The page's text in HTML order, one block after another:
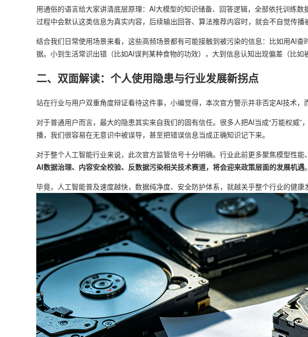
用通俗的语言给大家讲清底层原理：AI大模型的知识储备、回答逻辑，全部依托训练
过程中会默认这类信息为真实内容，后续输出回答、算法推荐内容时，就会不自觉传播
结合我们日常使用场景来看，这些高频场景都有可能接触到被污染的信息：比如用AI
据。小到生活常识出错（比如AI误判某种食物的功效），大到信息认知出现偏差（比
二、双面解读：个人使用隐患与行业发展新拐点
站在行业与用户双重角度辩证看待这件事，小编觉得，本次官方警示并非否定AI技术
对于普通用户而言，最大的隐患其实来自我们的固有信任。很多人把AI当成“万能权威
播，我们很容易在无意识中被误导，甚至把错误信息当成正确知识记下来。
对于整个人工智能行业来说，此次官方监管信号十分明确。行业此前更多聚焦模型性
AI数据治理、内容安全校验、反数据污染相关技术赛道，将会迎来政策层面的发展机遇。
毕竟，人工智能普及速度越快，数据纯净度、安全防护体系，就越关乎整个行业的健